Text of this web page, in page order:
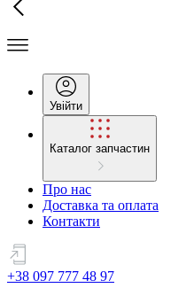
Увійти
Каталог запчастин
Про нас
Доставка та оплата
Контакти
+38 097 777 48 97